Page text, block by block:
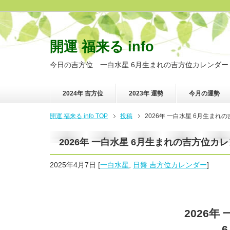
開運 福来る info
今日の吉方位 一白水星 6月生まれの吉方位カレンダー
2024年 吉方位 2023年 運勢 今月の運勢
開運 福来る info TOP 投稿 2026年 一白水星 6月生まれの
2026年 一白水星 6月生まれの吉方位カ
2025年4月7日 [一白水星 日盤 吉方位カレンダー]
2026年